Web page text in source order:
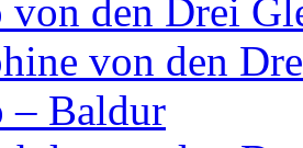
von den Drei
von den
– Baldur